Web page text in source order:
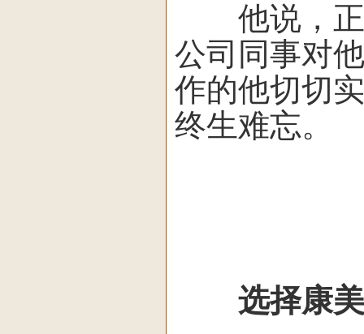
他说，正
公司同事对
作的他切切
终生难忘。
选择康